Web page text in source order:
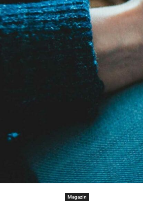
Magazin